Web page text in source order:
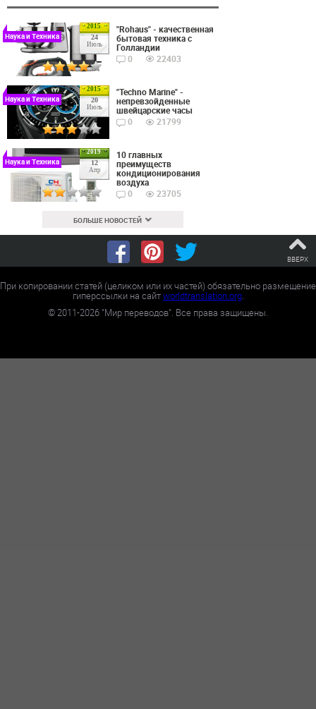
2015
24
Июль
Наука и Техника
"Rohaus" - качественная
бытовая техника с
Голландии
0
22403
2015
20
Июль
Наука и Техника
"Techno Marine" -
непревзойденные
швейцарские часы
0
21799
2019
12
Апр
Наука и Техника
10 главных
преимуществ
кондиционирования
воздуха
0
23705
БОЛЬШЕ НОВОСТЕЙ
ВВЕРХ
При копировании статей (целиком или их частей) обязательно размещение
гиперссылки на сайтworldtranslation.org.
©2011-2026 "Мир переводов". Все права защищены.